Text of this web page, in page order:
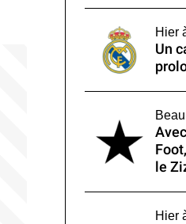
Hier
Un
le
Hier